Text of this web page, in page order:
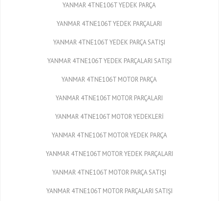
YANMAR 4TNE106T YEDEK PARÇA
YANMAR 4TNE106T YEDEK PARÇALARI
YANMAR 4TNE106T YEDEK PARÇA SATIŞI
YANMAR 4TNE106T YEDEK PARÇALARI SATIŞI
YANMAR 4TNE106T MOTOR PARÇA
YANMAR 4TNE106T MOTOR PARÇALARI
YANMAR 4TNE106T MOTOR YEDEKLERİ
YANMAR 4TNE106T MOTOR YEDEK PARÇA
YANMAR 4TNE106T MOTOR YEDEK PARÇALARI
YANMAR 4TNE106T MOTOR PARÇA SATIŞI
YANMAR 4TNE106T MOTOR PARÇALARI SATIŞI